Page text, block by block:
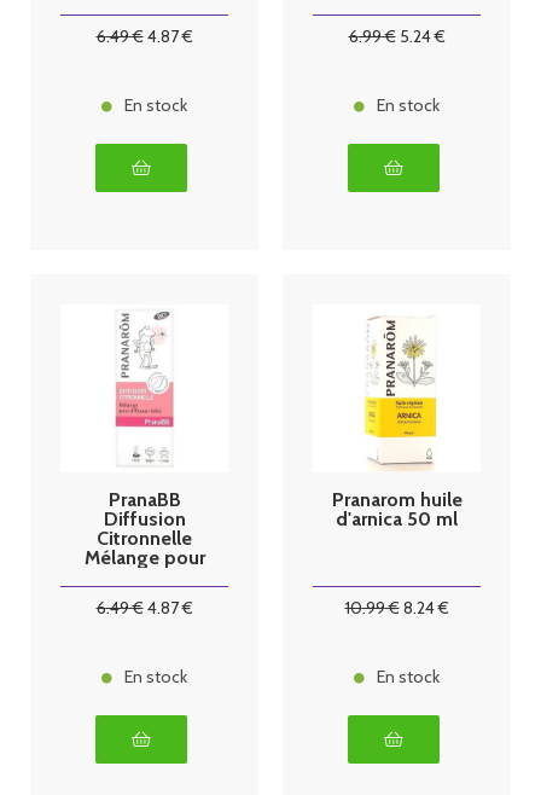
6.49€4.87€
En stock
6.99€ 5.24€
En stock
PranaBB
Diffusion
Citronnelle
Mélange pour
6.49€4.87€
En stock
Pranarom huile
d'arnica 50 ml
10.99€8.24€
En stock